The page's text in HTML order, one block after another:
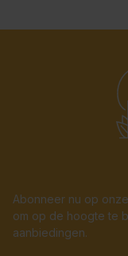
Abonneer nu op
om op de hoogte te
aanbiedingen.